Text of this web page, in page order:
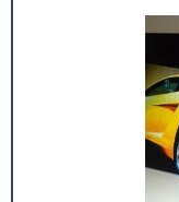
serviço.Saber
impressão e de
poder
expectativas.
gráfica;
utilizando